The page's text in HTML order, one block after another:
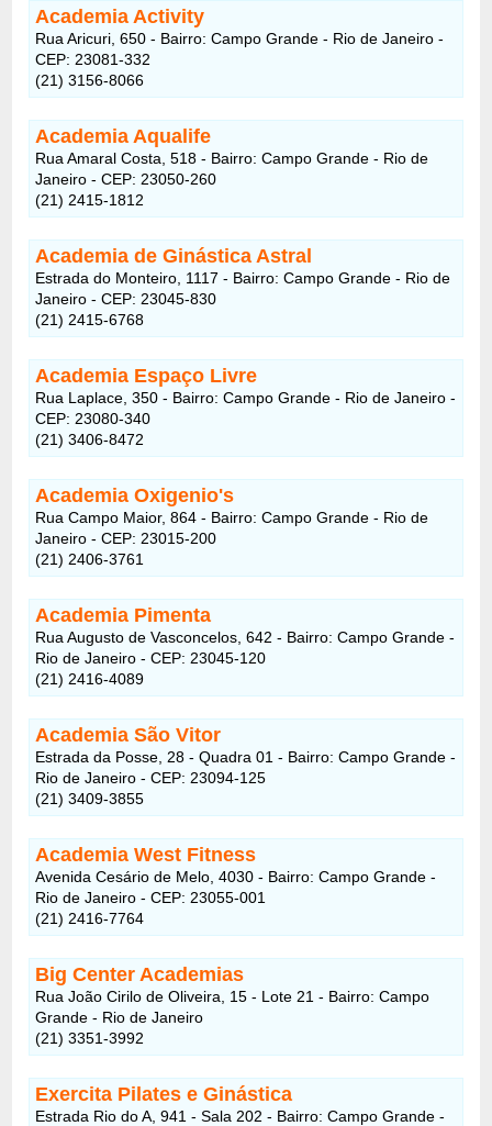
Academia Activity
Rua Aricuri, 650 - Bairro: Campo Grande - Rio de Janeiro -
CEP: 23081-332
(21) 3156-8066
Academia Aqualife
Rua Amaral Costa, 518 - Bairro: Campo Grande - Rio de
Janeiro - CEP: 23050-260
(21) 2415-1812
Academia de Ginástica Astral
Estrada do Monteiro, 1117 - Bairro: Campo Grande - Rio de
Janeiro - CEP: 23045-830
(21) 2415-6768
Academia Espaço Livre
Rua Laplace, 350 - Bairro: Campo Grande - Rio de Janeiro -
CEP: 23080-340
(21) 3406-8472
Academia Oxigenio's
Rua Campo Maior, 864 - Bairro: Campo Grande - Rio de
Janeiro - CEP: 23015-200
(21) 2406-3761
Academia Pimenta
Rua Augusto de Vasconcelos, 642 - Bairro: Campo Grande -
Rio de Janeiro - CEP: 23045-120
(21) 2416-4089
Academia São Vitor
Estrada da Posse, 28 - Quadra 01 - Bairro: Campo Grande -
Rio de Janeiro - CEP: 23094-125
(21) 3409-3855
Academia West Fitness
Avenida Cesário de Melo, 4030 - Bairro: Campo Grande -
Rio de Janeiro - CEP: 23055-001
(21) 2416-7764
Big Center Academias
Rua João Cirilo de Oliveira, 15 - Lote 21 - Bairro: Campo
Grande - Rio de Janeiro
(21) 3351-3992
Exercita Pilates e Ginástica
Estrada Rio do A, 941 - Sala 202 - Bairro: Campo Grande -